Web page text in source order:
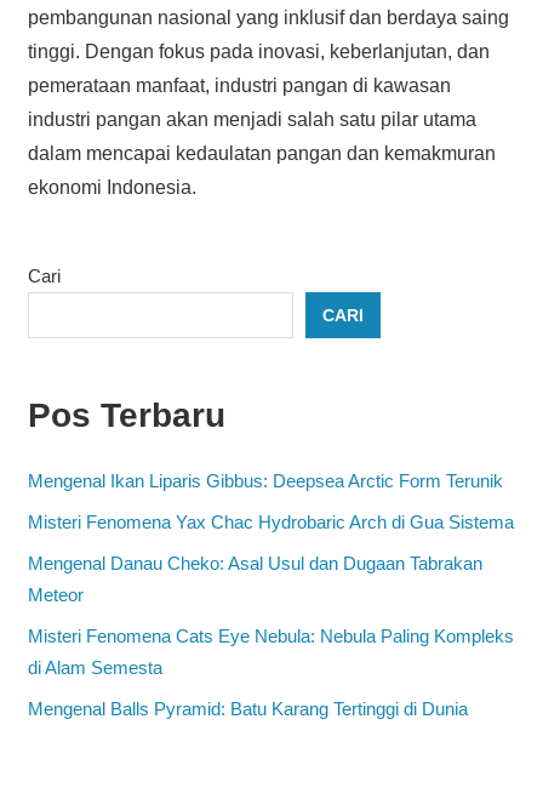
pembangunan nasional yang inklusif dan berdaya saing
tinggi. Dengan fokus pada inovasi, keberlanjutan, dan
pemerataan manfaat, industri pangan di kawasan
industri pangan akan menjadi salah satu pilar utama
dalam mencapai kedaulatan pangan dan kemakmuran
ekonomi Indonesia.
Cari
CARI
Pos Terbaru
Mengenal Ikan Liparis Gibbus: Deepsea Arctic Form Terunik
Misteri Fenomena Yax Chac Hydrobaric Arch di Gua Sistema
Mengenal Danau Cheko: Asal Usul dan Dugaan Tabrakan
Meteor
Misteri Fenomena Cats Eye Nebula: Nebula Paling Kompleks
di Alam Semesta
Mengenal Balls Pyramid: Batu Karang Tertinggi di Dunia